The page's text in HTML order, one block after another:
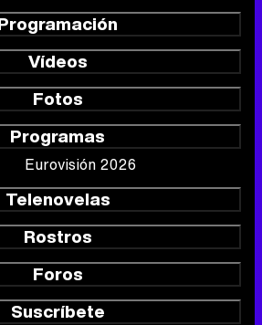
Vídeos
Fotos
Programas
Eurovisión 2026
Telenovelas
Rostros
Foros
Suscríbete